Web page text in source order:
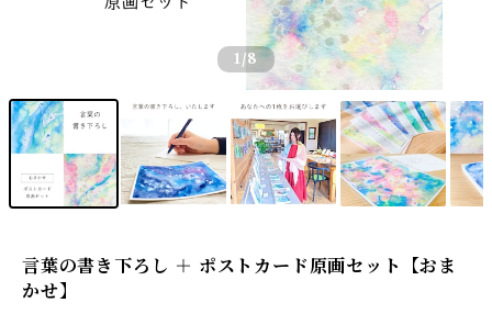
1 /8
言葉の書き下ろし ＋ ポストカード原画セット【おま
かせ】